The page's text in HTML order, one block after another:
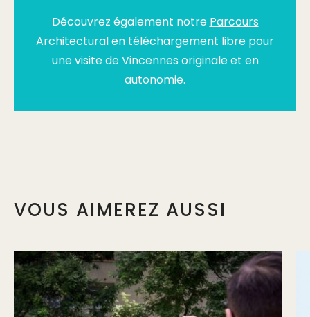
Découvrez également notre Parcours
Architecturalen téléchargement libre pour
une visite de Vincennes originale et en
autonomie.
VOUS AIMEREZ AUSSI